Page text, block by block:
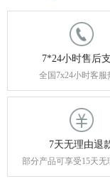
7*24小时售后
全国7x24小时客服
7天无理由退
部分产品可享受15天无